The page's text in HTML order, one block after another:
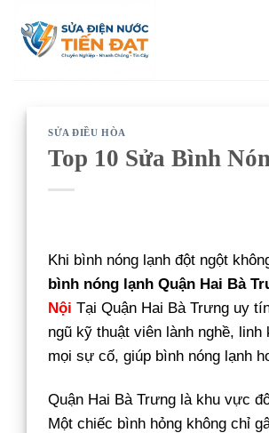
qua
SỬA ĐIỀU HÒA
Top 10 Sửa Bình
Khi bình nóng lạnh đột ngột
bình nóng lạnh Quận Hai Bà
Nội Tại Quận Hai Bà Trưng uy
ngũ kỹ thuật viên lành nghề,
mọi sự cố, giúp bình nóng lạnh
Quận Hai Bà Trưng là khu vực
Một chiếc bình hỏng không chỉ